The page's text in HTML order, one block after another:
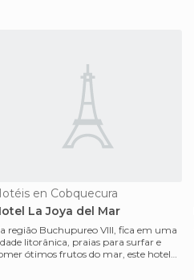
en Cobquecura
La Joya del Mar
região Buchupureo VIII, fica em uma
litorânica, praias para surfar e
ótimos frutos do mar, este hotel